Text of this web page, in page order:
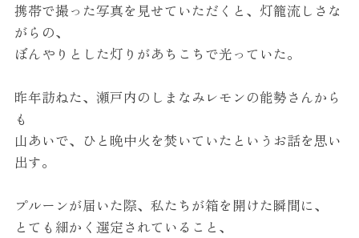
携帯で撮った写真を見せていただくと、灯籠流しさな
がらの、
ぼんやりとした灯りがあちこちで光っていた。
昨年訪ねた、瀬戸内のしまなみレモンの能勢さんから
も
山あいで、ひと晩中火を焚いていたというお話を思い
出す。
プルーンが届いた際、私たちが箱を開けた瞬間に、
とても細かく選定されていること、